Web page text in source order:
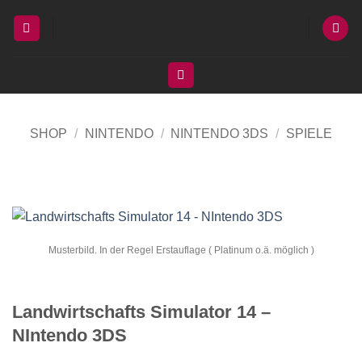
Inhalt
SHOP / NINTENDO / NINTENDO 3DS / SPIELE
Musterbild. In der Regel Erstauflage ( Platinum o.ä. möglich )
Landwirtschafts Simulator 14 –
NIntendo 3DS